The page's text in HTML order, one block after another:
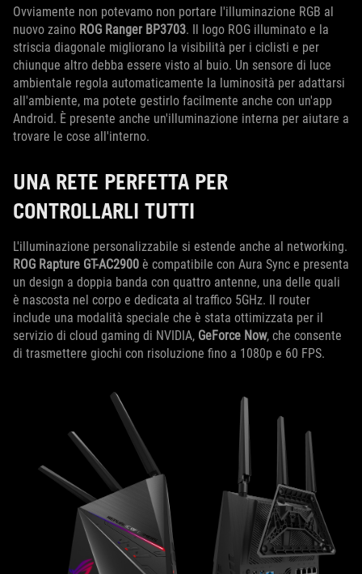
Ovviamente non potevamo non portare l'illuminazione RGB al
nuovo zaino ROG Ranger BP3703. Il logo ROG illuminato e la
striscia diagonale migliorano la visibilità per i ciclisti e per
chiunque altro debba essere visto al buio. Un sensore di luce
ambientale regola automaticamente la luminosità per adattarsi
all'ambiente, ma potete gestirlo facilmente anche con un'app
Android. È presente anche un'illuminazione interna per aiutare a
trovare le cose all'interno.
UNA RETE PERFETTA PER
CONTROLLARLI TUTTI
L'illuminazione personalizzabile si estende anche al networking.
ROG Rapture GT-AC2900 è compatibile con Aura Sync e presenta
un design a doppia banda con quattro antenne, una delle quali
è nascosta nel corpo e dedicata al traffico 5GHz. Il router
include una modalità speciale che è stata ottimizzata per il
servizio di cloud gaming di NVIDIA, GeForce Now, che consente
di trasmettere giochi con risoluzione fino a 1080p e 60 FPS.